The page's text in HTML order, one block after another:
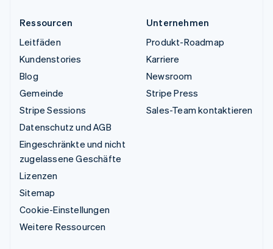
Ressourcen
Leitfäden
Kundenstories
Blog
Gemeinde
Stripe Sessions
Datenschutz und AGB
Eingeschränkte und nicht
zugelassene Geschäfte
Lizenzen
Sitemap
Cookie-Einstellungen
Weitere Ressourcen
Unternehmen
Produkt-Roadmap
Karriere
Newsroom
Stripe Press
Sales-Team kontaktieren